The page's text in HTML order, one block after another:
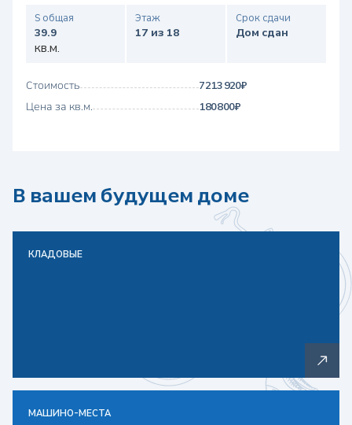
S общая
39.9
кв.м.
Этаж
17 из 18
Срок сдачи
Дом сдан
Стоимость
7 213 920 ₽
Цена за кв.м.
180 800 ₽
В вашем будущем доме
КЛАДОВЫЕ
МАШИНО-МЕСТА